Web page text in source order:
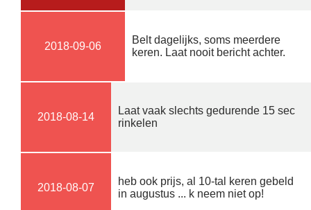
2018-09-06
Belt dagelijks, soms meerdere
keren. Laat nooit bericht achter.
2018-08-14
Laat vaak slechts gedurende 15 sec
rinkelen
2018-08-07
heb ook prijs, al 10-tal keren gebeld
in augustus ... k neem niet op!